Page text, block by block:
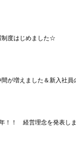
度はじめました☆
が増えました＆新入社
年！！ 経営理念を発表し